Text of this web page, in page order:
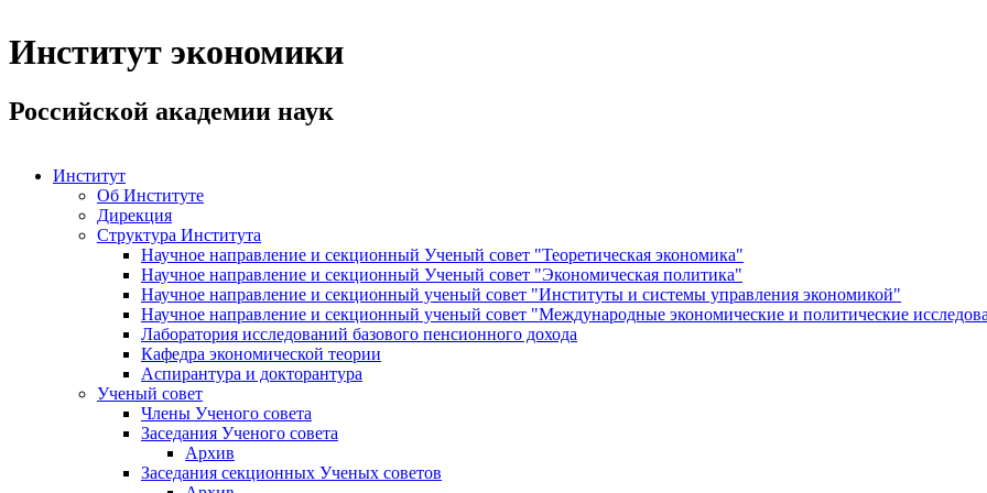
Институт экономики
Российской академии наук
Институт
Об Институте
Дирекция
Структура Института
Научное направление и секционный Ученый совет "Теоретическая экономика"
Научное направление и секционный Ученый совет "Экономическая политика"
Научное направление и секционный ученый совет "Институты и системы управления экономикой"
Научное направление и секционный ученый совет "Международные экономические и политические
Лаборатория исследований базового пенсионного дохода
Кафедра экономической теории
Аспирантура и докторантура
Ученый совет
Члены Ученого совета
Заседания Ученого совета
Архив
Заседания секционных Ученых советов